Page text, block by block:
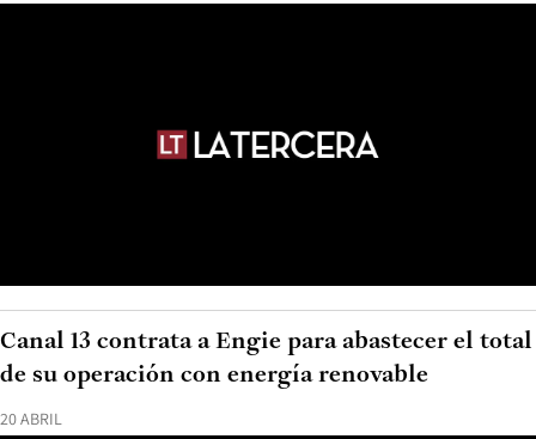
20 ABRIL
Canal 13 contrata a Engie para abastecer el total
de su operación con energía renovable